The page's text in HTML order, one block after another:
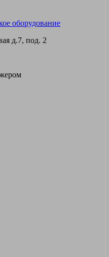
д.7, под. 2